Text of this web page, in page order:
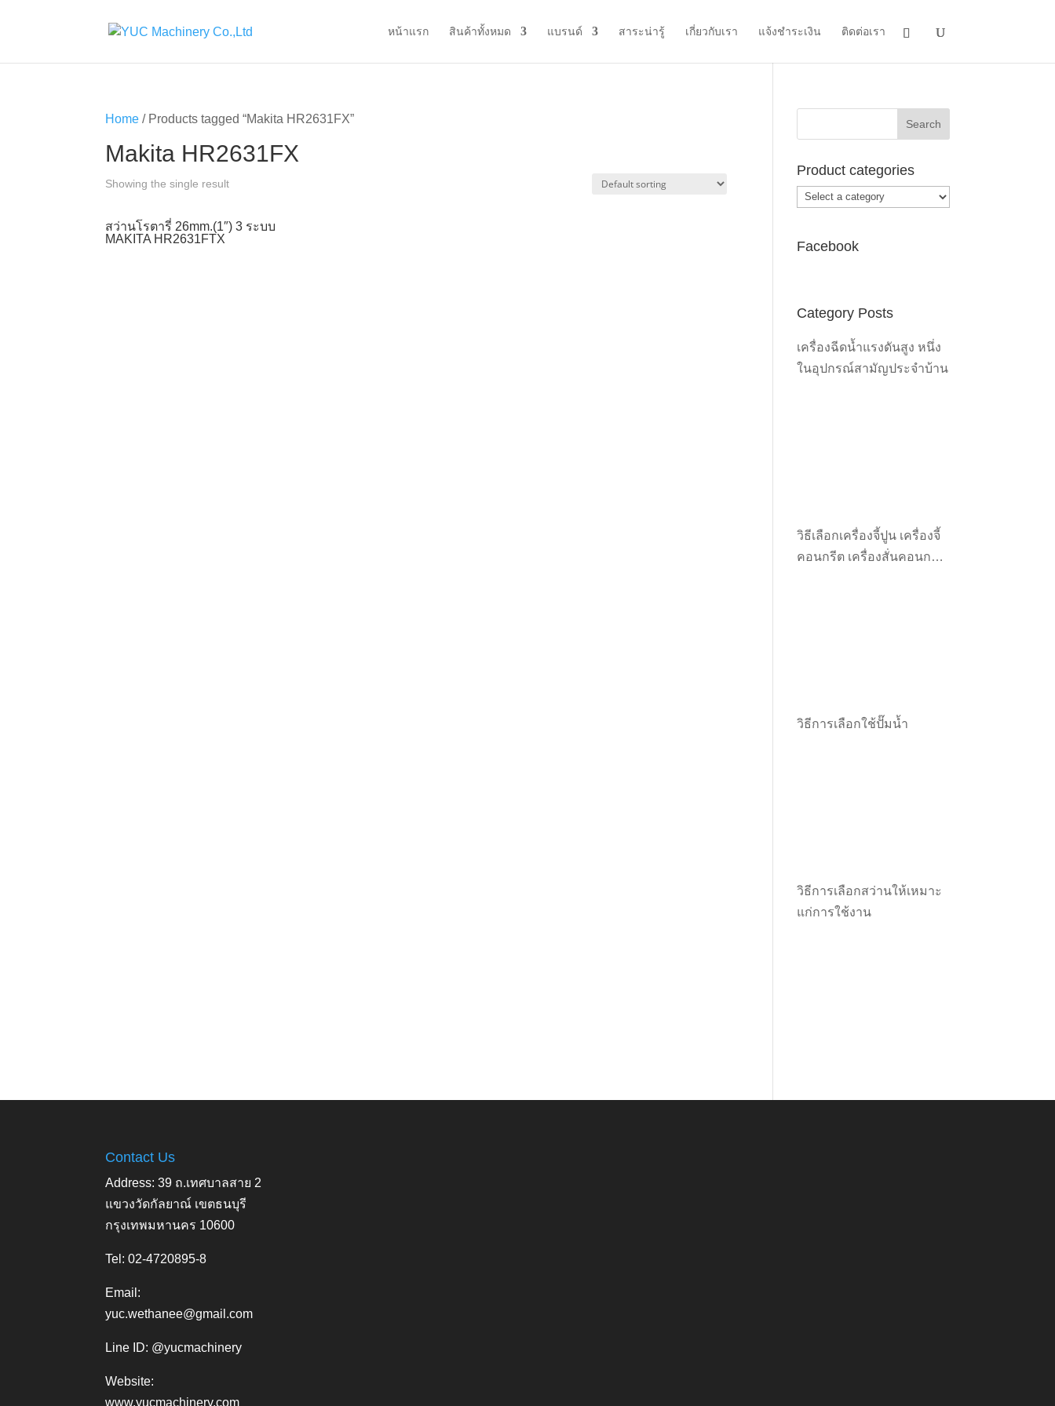
หน้าแรก สินค้าทั้งหมด แบรนด์ สาระน่ารู้ เกี่ยวกับเรา แจ้งชำระเงิน ติดต่อเรา
Home / Products tagged “Makita HR2631FX”
Makita HR2631FX
Showing the single result
สว่านโรตารี่ 26mm.(1″) 3 ระบบ
MAKITA HR2631FTX
Product categories
Facebook
Category Posts
เครื่องฉีดน้ำแรงดันสูง หนึ่ง
ในอุปกรณ์สามัญประจำบ้าน
วิธีเลือกเครื่องจี้ปูน เครื่องจี้
คอนกรีต เครื่องสั่นคอนกรีต
วิธีการเลือกใช้ปั๊มน้ำ
วิธีการเลือกสว่านให้เหมาะ
แก่การใช้งาน
Contact Us
Address: 39 ถ.เทศบาลสาย 2
แขวงวัดกัลยาณ์ เขตธนบุรี
กรุงเทพมหานคร 10600
Tel: 02-4720895-8
Email:
yuc.wethanee@gmail.com
Line ID: @yucmachinery
Website:
www.yucmachinery.com